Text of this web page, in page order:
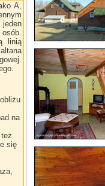
A,
linią
na
się